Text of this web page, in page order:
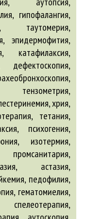
гипофалангия,
таутомерия,
эпидермофития,
катафилаксия,
дефектоскопия,
тензометрия,
хрия,
тетания,
психогения,
изотермия,
астазия,
педофилия,
гематомиелия,